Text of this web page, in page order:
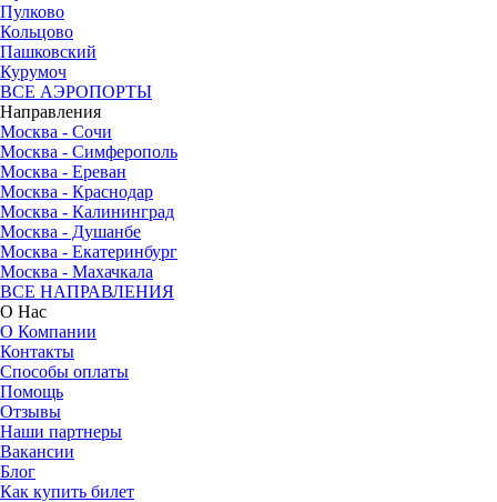
Пулково
Кольцово
Пашковский
Курумоч
ВСЕ АЭРОПОРТЫ
Направления
Москва - Сочи
Москва - Симферополь
Москва - Ереван
Москва - Краснодар
Москва - Калининград
Москва - Душанбе
Москва - Екатеринбург
Москва - Махачкала
ВСЕ НАПРАВЛЕНИЯ
О Нас
О Компании
Контакты
Способы оплаты
Помощь
Отзывы
Наши партнеры
Вакансии
Блог
Как купить билет